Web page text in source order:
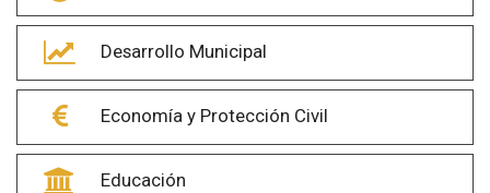
Desarrollo Municipal
Economía y Protección Civil
Educación